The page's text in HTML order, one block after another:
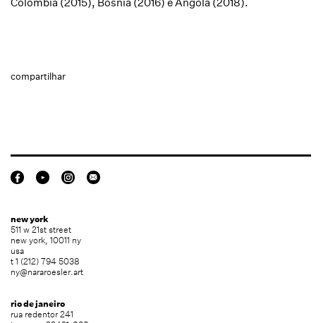
compartilhar
new york
511 w 21st street
new york, 10011 ny
usa
t 1 (212) 794 5038
ny@nararoesler.art
rio de janeiro
rua redentor 241